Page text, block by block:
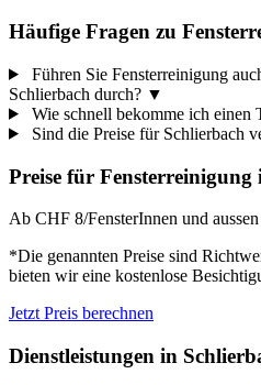
Häufige Fragen zu
Führen Sie Fensterreinigung
Schlierbach durch? ▼
Wie schnell bekomme ich einen
Sind die Preise für Schlierbach
Preise für Fensterreinigung
Ab CHF 8/FensterInnen und aussen
*Die genannten Preise sind
bieten wir eine kostenlose
Jetzt Preis berechnen
Dienstleistungen in